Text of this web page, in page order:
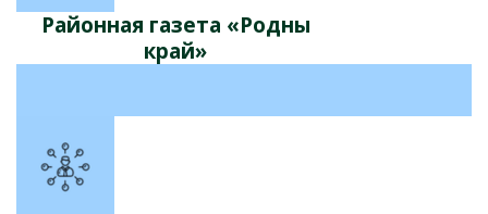
Районная газета «Родны
край»